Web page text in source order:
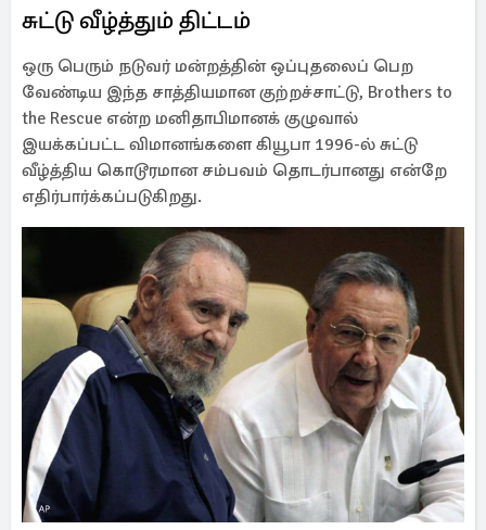
சுட்டு வீழ்த்தும் திட்டம்
ஒரு பெரும் நடுவர் மன்றத்தின் ஒப்புதலைப் பெற
வேண்டிய இந்த சாத்தியமான குற்றச்சாட்டு, Brothers to
the Rescue என்ற மனிதாபிமானக் குழுவால்
இயக்கப்பட்ட விமானங்களை கியூபா 1996-ல் சுட்டு
வீழ்த்திய கொடூரமான சம்பவம் தொடர்பானது என்றே
எதிர்பார்க்கப்படுகிறது.